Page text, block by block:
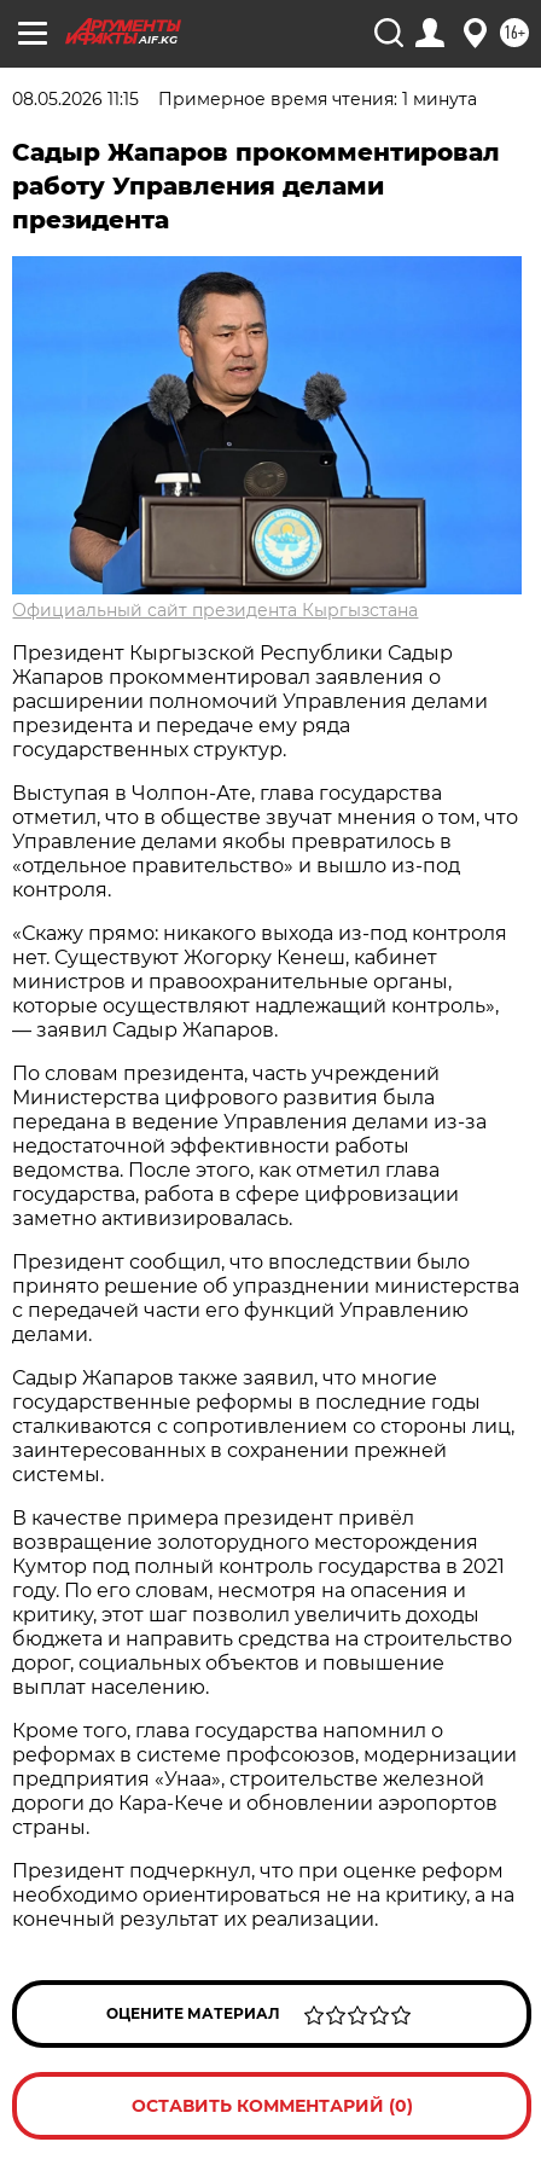
AIF.KG 16+
08.05.2026 11:15 Примерное время чтения: 1 минута
Садыр Жапаров прокомментировал
работу Управления делами
президента
Официальный сайт президента Кыргызстана
Президент Кыргызской Республики Садыр
Жапаров прокомментировал заявления о
расширении полномочий Управления делами
президента и передаче ему ряда
государственных структур.
Выступая в Чолпон-Ате, глава государства
отметил, что в обществе звучат мнения о том, что
Управление делами якобы превратилось в
«отдельное правительство» и вышло из-под
контроля.
«Скажу прямо: никакого выхода из-под контроля
нет. Существуют Жогорку Кенеш, кабинет
министров и правоохранительные органы,
которые осуществляют надлежащий контроль»,
— заявил Садыр Жапаров.
По словам президента, часть учреждений
Министерства цифрового развития была
передана в ведение Управления делами из-за
недостаточной эффективности работы
ведомства. После этого, как отметил глава
государства, работа в сфере цифровизации
заметно активизировалась.
Президент сообщил, что впоследствии было
принято решение об упразднении министерства
с передачей части его функций Управлению
делами.
Садыр Жапаров также заявил, что многие
государственные реформы в последние годы
сталкиваются с сопротивлением со стороны лиц,
заинтересованных в сохранении прежней
системы.
В качестве примера президент привёл
возвращение золоторудного месторождения
Кумтор под полный контроль государства в 2021
году. По его словам, несмотря на опасения и
критику, этот шаг позволил увеличить доходы
бюджета и направить средства на строительство
дорог, социальных объектов и повышение
выплат населению.
Кроме того, глава государства напомнил о
реформах в системе профсоюзов, модернизации
предприятия «Унаа», строительстве железной
дороги до Кара-Кече и обновлении аэропортов
страны.
Президент подчеркнул, что при оценке реформ
необходимо ориентироваться не на критику, а на
конечный результат их реализации.
ОЦЕНИТЕ МАТЕРИАЛ
ОСТАВИТЬ КОММЕНТАРИЙ (0)